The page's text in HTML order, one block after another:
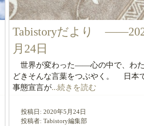
Tabistoryだより
月24日
世界が変わった――心の中で、わた
どきそんな言葉をつぶやく。 日本
事態宣言が...続きを読む
投稿日: 2020年5月24日
投稿者: Tabistory編集部